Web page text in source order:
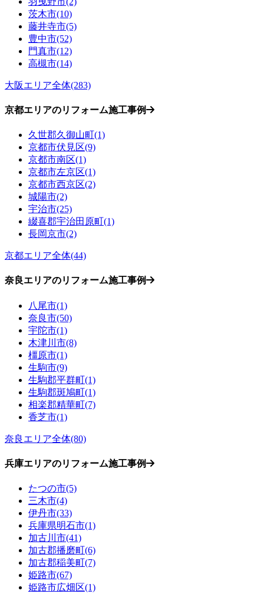
茨木市(10)
藤井寺市(5)
豊中市(52)
門真市(12)
高槻市(14)
大阪エリア全体(283)
京都エリアのリフォーム施工事例
久世郡久御山町(1)
京都市伏見区(9)
京都市南区(1)
京都市左京区(1)
京都市西京区(2)
城陽市(2)
宇治市(25)
綴喜郡宇治田原町(1)
長岡京市(2)
京都エリア全体(44)
奈良エリアのリフォーム施工事例
八尾市(1)
奈良市(50)
宇陀市(1)
木津川市(8)
橿原市(1)
生駒市(9)
生駒郡平群町(1)
生駒郡斑鳩町(1)
相楽郡精華町(7)
香芝市(1)
奈良エリア全体(80)
兵庫エリアのリフォーム施工事例
たつの市(5)
三木市(4)
伊丹市(33)
兵庫県明石市(1)
加古川市(41)
加古郡播磨町(6)
加古郡稲美町(7)
姫路市(67)
姫路市広畑区(1)